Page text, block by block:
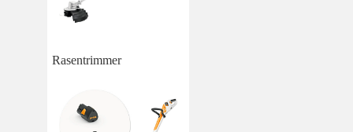
Rasentrimmer